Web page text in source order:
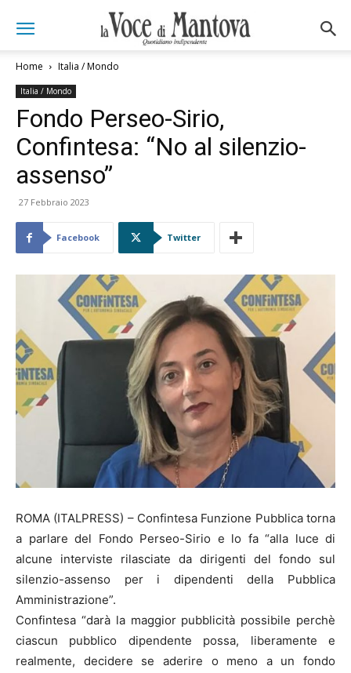
Home Italia / Mondo
Italia / Mondo
Fondo Perseo-Sirio,
Confintesa: “No al silenzio-
assenso”
27 Febbraio 2023
Facebook Twitter
ROMA (ITALPRESS) – Confintesa Funzione Pubblica torna
a parlare del Fondo Perseo-Sirio e lo fa “alla luce di
alcune interviste rilasciate da dirigenti del fondo sul
silenzio-assenso per i dipendenti della Pubblica
Amministrazione”.
Confintesa “darà la maggior pubblicità possibile perchè
ciascun pubblico dipendente possa, liberamente e
realmente, decidere se aderire o meno a un fondo